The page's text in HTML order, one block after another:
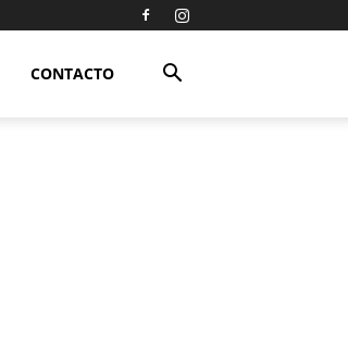
CONTACTO